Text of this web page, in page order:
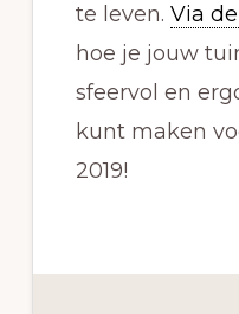
te leven. Via
hoe je jouw
sfeervol en
kunt maken
2019!